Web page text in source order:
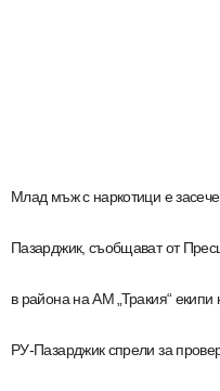
Млад мъж с наркотици е
Пазарджик, съобщават от
в района на АМ „Тракия“
РУ-Пазарджик спрели за